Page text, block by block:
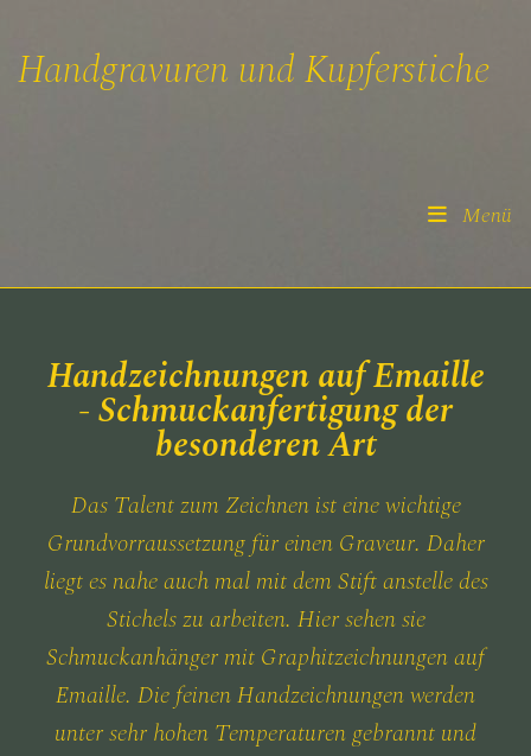
Handgravuren und Kupferstiche
Menü
Handzeichnungen auf Emaille
- Schmuckanfertigung der
besonderen Art
Das Talent zum Zeichnen ist eine wichtige
Grundvorraussetzung für einen Graveur. Daher
liegt es nahe auch mal mit dem Stift anstelle des
Stichels zu arbeiten. Hier sehen sie
Schmuckanhänger mit Graphitzeichnungen auf
Emaille. Die feinen Handzeichnungen werden
unter sehr hohen Temperaturen gebrannt und